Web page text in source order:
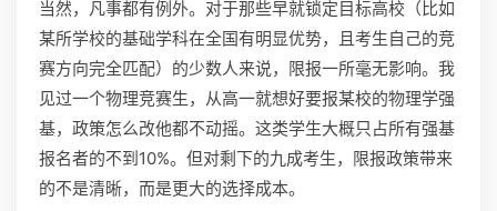
当然，凡事都有例外。对于那些早就锁定目标高校（比如
某所学校的基础学科在全国有明显优势，且考生自己的竞
赛方向完全匹配）的少数人来说，限报一所毫无影响。我
见过一个物理竞赛生，从高一就想好要报某校的物理学强
基，政策怎么改他都不动摇。这类学生大概只占所有强基
报名者的不到10%。但对剩下的九成考生，限报政策带来
的不是清晰，而是更大的选择成本。